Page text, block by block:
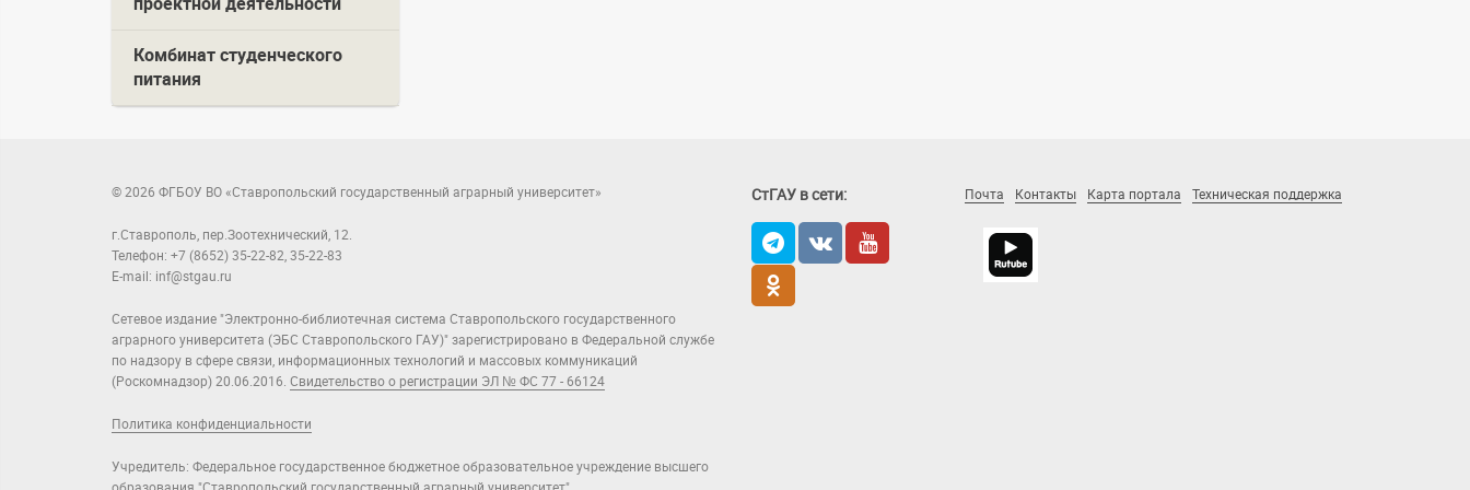
Комбинат студенческого
питания
© 2026 ФГБОУ ВО «Ставропольский государственный аграрный университет»
г.Ставрополь, пер.Зоотехнический, 12.
Телефон: +7 (8652) 35-22-82, 35-22-83
E-mail: inf@stgau.ru
Сетевое издание "Электронно-библиотечная система Ставропольского государственного
аграрного университета (ЭБС Ставропольского ГАУ)" зарегистрировано в Федеральной службе
по надзору в сфере связи, информационных технологий и массовых коммуникаций
(Роскомнадзор) 20.06.2016. Свидетельство о регистрации ЭЛ № ФС 77 - 66124
Политика конфиденциальности
Учредитель: Федеральное государственное бюджетное образовательное учреждение высшего
СтГАУ в сети: Почта Контакты Карта портала Техническая поддержка